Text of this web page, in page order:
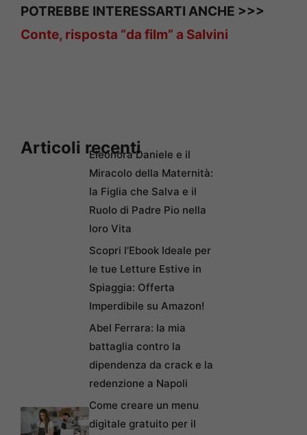
POTREBBE INTERESSARTI ANCHE >>>
Conte, risposta “da film” a Salvini
Articoli recentiEleonora Daniele e il
Miracolo della Maternità:
la Figlia che Salva e il
Ruolo di Padre Pio nella
loro Vita
Scopri l’Ebook Ideale per
le tue Letture Estive in
Spiaggia: Offerta
Imperdibile su Amazon!
Abel Ferrara: la mia
battaglia contro la
dipendenza da crack e la
redenzione a Napoli
Come creare un menu
digitale gratuito per il